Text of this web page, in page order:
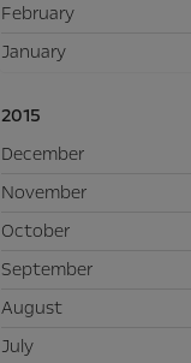
February
January
2015
December
November
October
September
August
July